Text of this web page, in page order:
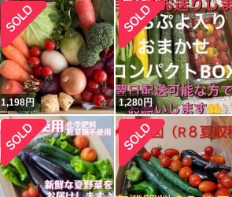
1,198円 1,280円